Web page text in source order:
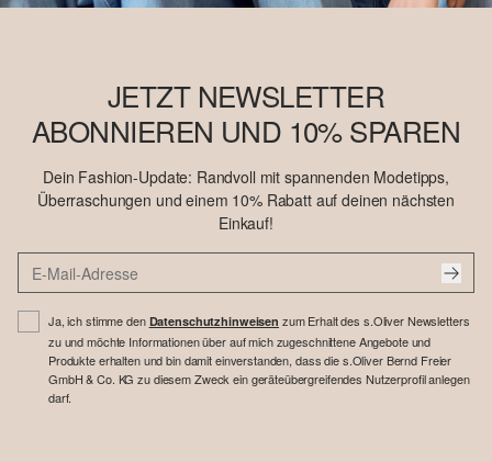
JETZT NEWSLETTER
ABONNIEREN UND 10% SPAREN
Dein Fashion-Update: Randvoll mit spannenden Modetipps,
Überraschungen und einem 10% Rabatt auf deinen nächsten
Einkauf!
Ja, ich stimme den Datenschutzhinweisen zum Erhalt des s.Oliver Newsletters
zu und möchte Informationen über auf mich zugeschnittene Angebote und
Produkte erhalten und bin damit einverstanden, dass die s.Oliver Bernd Freier
GmbH & Co. KG zu diesem Zweck ein geräteübergreifendes Nutzerprofil anlegen
darf.